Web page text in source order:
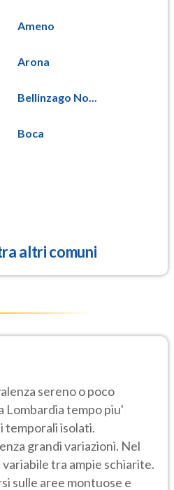
Ameno
Arona
Bellinzago No...
Boca
altri comuni
sereno o poco
Lombardia tempo piu'
temporali isolati.
grandi variazioni. Nel
tra ampie schiarite.
sulle aree montuose e